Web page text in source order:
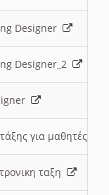
Designer
Designer_2
για μαθητές
ταξη